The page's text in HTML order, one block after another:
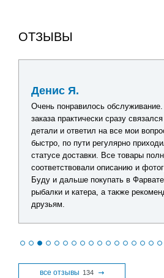
ОТЗЫВЫ
Денис Я.
Очень понравилось
заказа практически сразу
детали и ответил на все мои
быстро, по пути регулярно
статусе доставки. Все товары
соответствовали описанию и
Буду и дальше покупать в
рыбалки и катера, а также
друзьям.
все отзывы 134